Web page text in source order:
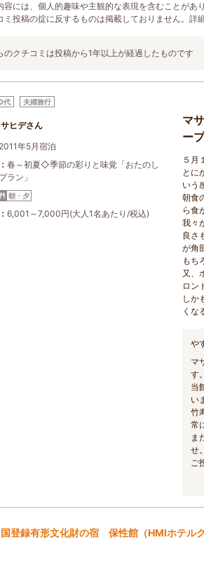
容には、個人的趣味や主観的な表現を含むことがあり
ミ投稿の掟に反するものは掲載しておりません。詳細
のクチコミは投稿から1年以上が経過したものです
代 夫婦旅行
ヒデさん
2011年5月宿泊
春～初夏◇季節の彩りと味覚「おたのし
ラン」
朝・夕
6,001～7,000円(大人1名あたり/税込)
マ
ー
５月
とに
いう
朝食
ら食
我々
良さ
が角
もち
又、
ロン
しか
くな
や
マ
す。
当
い
竹
常
ま
せ。
ご
国登録有形文化財の宿 保性館（HMIホテルグ